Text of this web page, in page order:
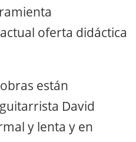
oferta didáctica
están
David
y lenta y en